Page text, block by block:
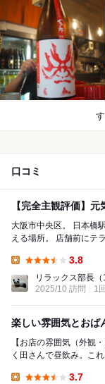
口コミ
【完全主観評価】
大阪市中央区。 日本橋駅北西、WINS向かい。 千日前とも道頓堀とも言
える場所。 店舗前にテラス席あり。 店内、左手に厨房。 囲むLカウンタ
3.8
リラックス部長
2025/10 訪問
1回
楽しい雰囲気とおば
【お店の雰囲気（外観・内観・接客）】 道
く田さんで昼飲み。こ
3.7